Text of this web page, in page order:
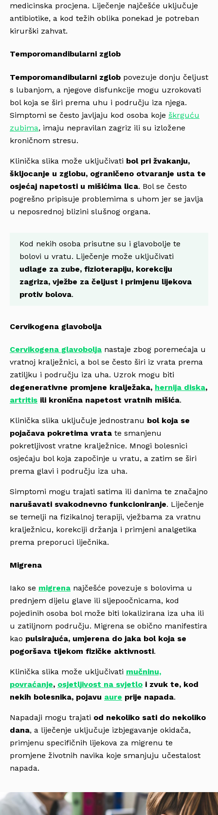
medicinska procjena. Liječenje najčešće uključuje
antibiotike, a kod težih oblika ponekad je potreban
kirurški zahvat.
Temporomandibularni zglob
Temporomandibularni zglob povezuje donju čeljust
s lubanjom, a njegove disfunkcije mogu uzrokovati
bol koja se širi prema uhu i području iza njega.
Simptomi se često javljaju kod osoba koje škrguću
zubima, imaju nepravilan zagriz ili su izložene
kroničnom stresu.
Klinička slika može uključivati bol pri žvakanju,
škljocanje u zglobu, ograničeno otvaranje usta te
osjećaj napetosti u mišićima lica. Bol se često
pogrešno pripisuje problemima s uhom jer se javlja
u neposrednoj blizini slušnog organa.
Kod nekih osoba prisutne su i glavobolje te
bolovi u vratu. Liječenje može uključivati
udlage za zube, fizioterapiju, korekciju
zagriza, vježbe za čeljust i primjenu lijekova
protiv bolova.
Cervikogena glavobolja
Cervikogena glavobolja nastaje zbog poremećaja u
vratnoj kralježnici, a bol se često širi iz vrata prema
zatiljku i području iza uha. Uzrok mogu biti
degenerativne promjene kralježaka, hernija diska,
artritis ili kronična napetost vratnih mišića.
Klinička slika uključuje jednostranu bol koja se
pojačava pokretima vrata te smanjenu
pokretljivost vratne kralježnice. Mnogi bolesnici
osjećaju bol koja započinje u vratu, a zatim se širi
prema glavi i području iza uha.
Simptomi mogu trajati satima ili danima te značajno
narušavati svakodnevno funkcioniranje. Liječenje
se temelji na fizikalnoj terapiji, vježbama za vratnu
kralježnicu, korekciji držanja i primjeni analgetika
prema preporuci liječnika.
Migrena
Iako se migrena najčešće povezuje s bolovima u
prednjem dijelu glave ili sljepoočnicama, kod
pojedinih osoba bol može biti lokalizirana iza uha ili
u zatiljnom području. Migrena se obično manifestira
kao pulsirajuća, umjerena do jaka bol koja se
pogoršava tijekom fizičke aktivnosti.
Klinička slika može uključivati mučninu,
povraćanje, osjetljivost na svjetlo i zvuk te, kod
nekih bolesnika, pojavu aure prije napada.
Napadaji mogu trajati od nekoliko sati do nekoliko
dana, a liječenje uključuje izbjegavanje okidača,
primjenu specifičnih lijekova za migrenu te
promjene životnih navika koje smanjuju učestalost
napada.